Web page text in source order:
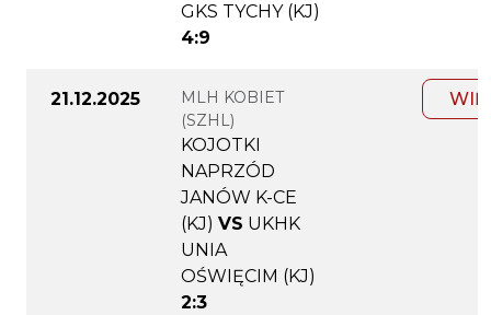
GKS TYCHY (KJ)
4:9
21.12.2025
MLH KOBIET
(SZHL)
KOJOTKI
NAPRZÓD
JANÓW K-CE
(KJ) VS UKHK
UNIA
OŚWIĘCIM (KJ)
2:3